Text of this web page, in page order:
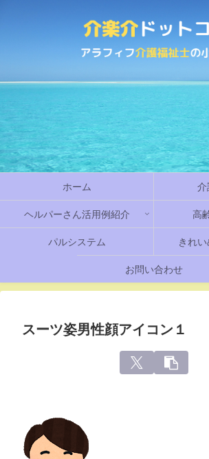
ホーム 介
ヘルパーさん活用例紹介 高
パルシステム きれ
お問い合わせ
スーツ姿男性顔アイコン１